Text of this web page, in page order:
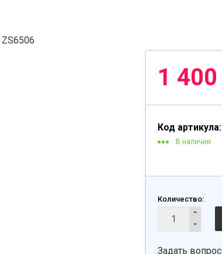
1 400
Код артикула:
В наличии
Количество:
Задать вопрос